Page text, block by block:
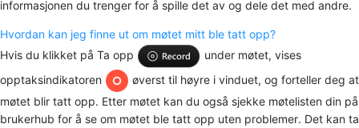
informasjonen du trenger for å spille det av og dele det med andre.
Hvordan kan jeg finne ut om møtet mitt ble tatt opp?
Hvis du klikket på Ta opp
under møtet, vises
opptaksindikatoren
øverst til høyre i vinduet, og forteller deg at
møtet blir tatt opp. Etter møtet kan du også sjekke møtelisten din på
brukerhub for å se om møtet ble tatt opp uten problemer. Det kan ta